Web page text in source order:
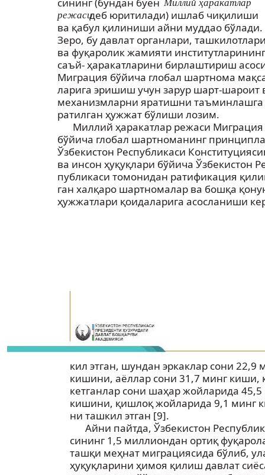
Миллий ҳаракатлар
режасидеб юритилади) ишлаб чиқилиши
ва қабул қилиниши айни муддао бўлади.
Зеро, бу давлат органлари,
ва фуқаролик жамияти институтларининг
саъй- ҳаракатларини бирлаштириш
Миграция бўйича глобал шартнома
ларига эришиш учун зарур шарт-шароит
механизмларни яратишни таъминлашга
ратилган ҳужжат бўлиши лозим.
Миллий ҳаракатлар режаси Миграция
бўйича глобал шартноманинг
Ўзбекистон Республикаси
ва инсон ҳуқуқлари бўйича Ўзбекистон
публикаси томонидан ратификация
ган халқаро шартномалар ва бошқа
ҳужжатлари қоидаларига асосланиши
кил этган, шундан эркаклар сони 22,9
кишини, аёллар сони 31,7 минг киши,
кетганлар сони шаҳар жойларида
кишини, қишлоқ жойларида 9,1 минг
ни ташкил этган [9].
Айни пайтда, Ўзбекистон
сининг 1,5 миллиондан ортиқ
ташқи меҳнат миграциясида бўлиб,
ҳуқуқларини ҳимоя қилиш давлат